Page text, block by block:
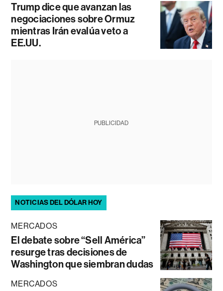
Trump dice que avanzan las
negociaciones sobre Ormuz
mientras Irán evalúa veto a
EE.UU.
PUBLICIDAD
NOTICIAS DEL DÓLAR HOY
MERCADOS
El debate sobre “Sell América”
resurge tras decisiones de
Washington que siembran dudas
MERCADOS